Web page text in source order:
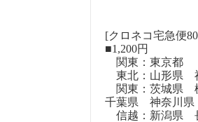
[クロネコ宅急便
■1,200円
関東：東京都
東北：山形県
関東：茨城県
千葉県 神奈川
信越：新潟県